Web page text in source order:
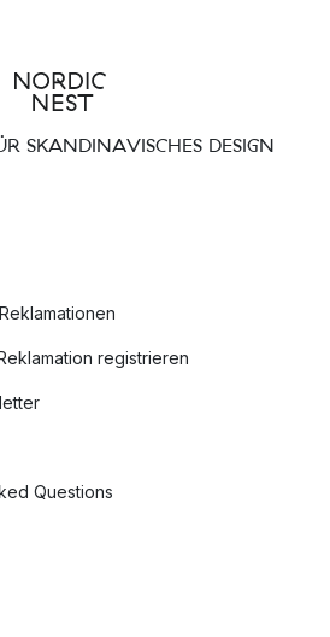
SKANDINAVISCHES DESIGN
registrieren
Questions